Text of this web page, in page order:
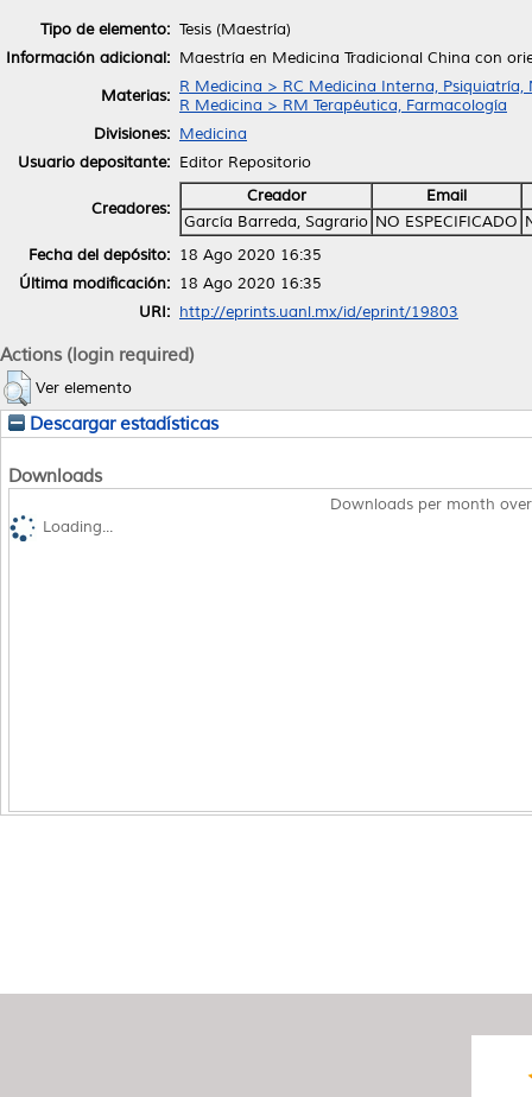
Tipo de elemento: Tesis (Maestría)
Información adicional: Maestría en Medicina Tradicional China con
Materias: R Medicina > RC Medicina Interna, Psiquiatría,
R Medicina > RM Terapéutica, Farmacología
Divisiones: Medicina
Usuario depositante: Editor Repositorio
Creadores:
Creador
Email
García Barreda, Sagrario NO ESPECIFICADO
Fecha del depósito: 18 Ago 2020 16:35
Última modificación: 18 Ago 2020 16:35
URI: http://eprints.uanl.mx/id/eprint/19803
Actions (login required)
Ver elemento
Descargar estadísticas
Downloads
Downloads per month
Loading...